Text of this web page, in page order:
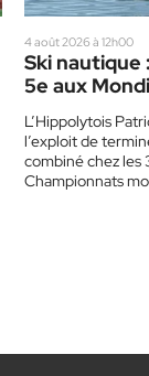
4 août 2026 à 12h00
Ski nautique
5e aux
L’Hippolytois
l’exploit de
combiné chez les
Championnats